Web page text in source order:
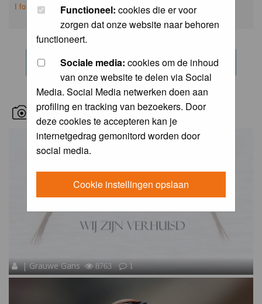
Functioneel: cookies die er voor
zorgen dat onze website naar behoren
functioneert.
Sociale media: cookies om de inhoud
van onze website te delen via Social
Media. Social Media netwerken doen aan
profiling en tracking van bezoekers. Door
deze cookies te accepteren kan je
internetgedrag gemonitord worden door
social media.
Cookie instellingen opslaan
I forgot my password
RECENT BIRD PICS
| Grauwe Gans 8763 1